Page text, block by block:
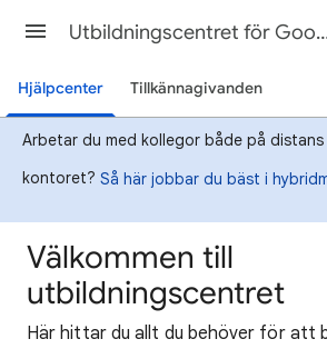
Utbildningscentret
Hjälpcenter Tillkännagivanden
Arbetar du med kollegor både på
kontoret? Så här jobbar du bäst i
Välkommen till
utbildningscentret
Här hittar du allt du behöver för att